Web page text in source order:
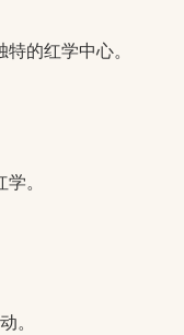
的红学中心。
。
。